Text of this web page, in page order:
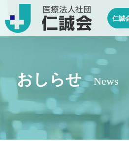
仁誠
おしらせ News